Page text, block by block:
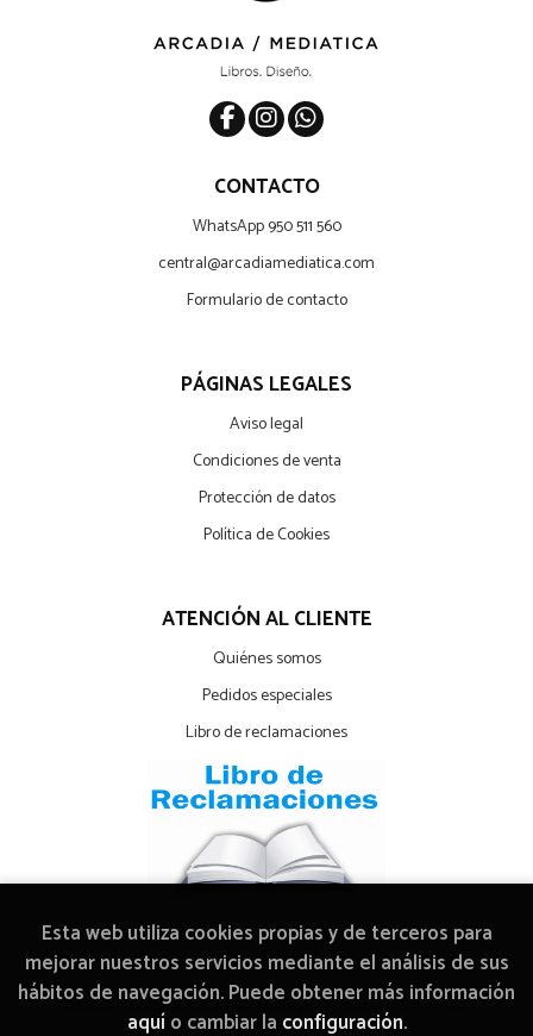
CONTACTO
WhatsApp 950 511 560
central@arcadiamediatica.com
Formulario de contacto
PÁGINAS LEGALES
Aviso legal
Condiciones de venta
Protección de datos
Política de Cookies
ATENCIÓN AL CLIENTE
Quiénes somos
Pedidos especiales
Libro de reclamaciones
2026 ©Librería Arcadia Mediática. Todos los Derechos
Esta web utiliza cookies propias y de terceros para
mejorar nuestros servicios mediante el análisis de sus
hábitos de navegación. Puede obtener más información
aquío cambiar la configuración.